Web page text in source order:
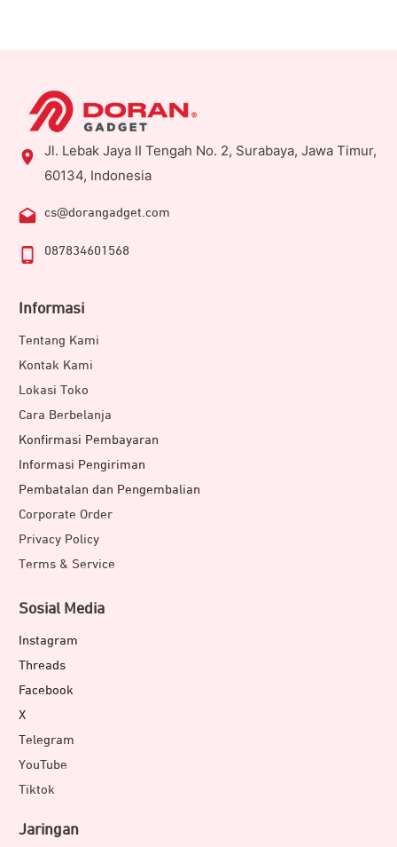
Jl. Lebak Jaya II Tengah No. 2, Surabaya, Jawa Timur,
60134, Indonesia
cs@dorangadget.com
087834601568
Informasi
Tentang Kami
Kontak Kami
Lokasi Toko
Cara Berbelanja
Konfirmasi Pembayaran
Informasi Pengiriman
Pembatalan dan Pengembalian
Corporate Order
Privacy Policy
Terms & Service
Sosial Media
Instagram
Threads
Facebook
X
Telegram
YouTube
Tiktok
Jaringan